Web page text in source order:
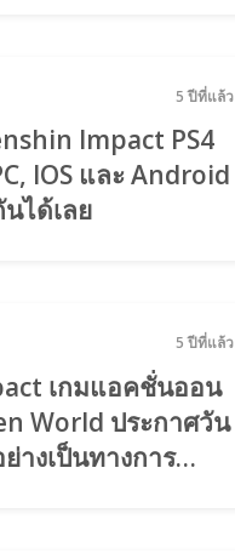
5 ปีที่แล้ว
Impact PS4
IOS และ Android
ได้เลย
5 ปีที่แล้ว
เกมแอคชั่นออน
World ประกาศวัน
างเป็นทางการ